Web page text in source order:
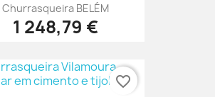
Churrasqueira BELÉM
1 248,79 €
favorite_border